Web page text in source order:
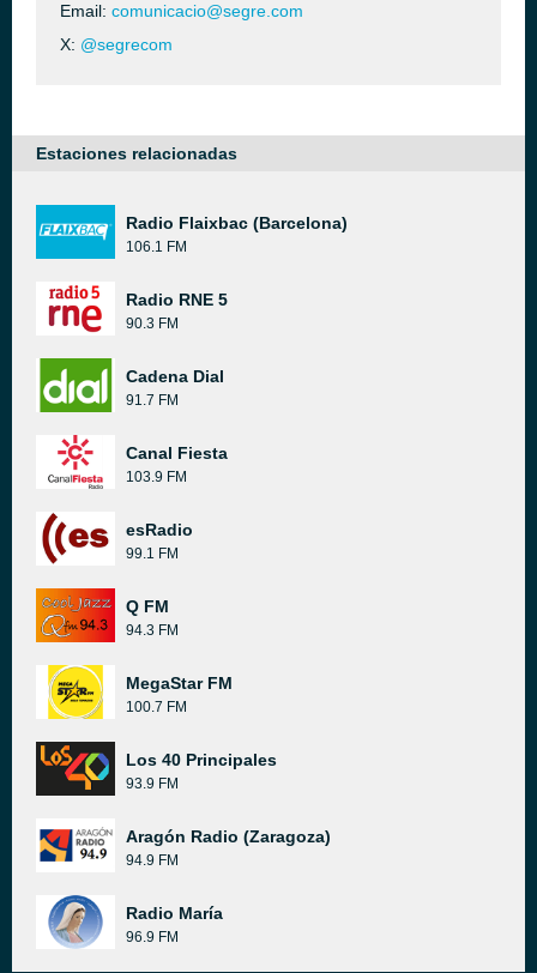
Email: comunicacio@segre.com
X: @segrecom
Estaciones relacionadas
Radio Flaixbac (Barcelona)
106.1 FM
Radio RNE 5
90.3 FM
Cadena Dial
91.7 FM
Canal Fiesta
103.9 FM
esRadio
99.1 FM
Q FM
94.3 FM
MegaStar FM
100.7 FM
Los 40 Principales
93.9 FM
Aragón Radio (Zaragoza)
94.9 FM
Radio María
96.9 FM